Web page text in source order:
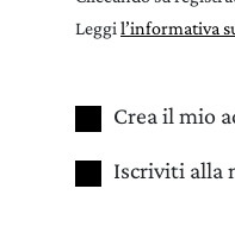
Leggi l’informativa
Crea il mio
Iscriviti alla